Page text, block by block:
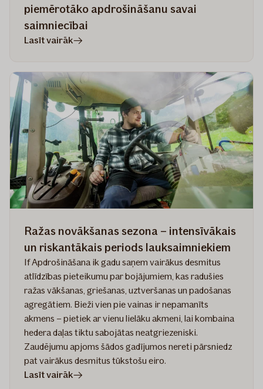
piemērotāko apdrošināšanu savai
saimniecībai
Lasīt vairākrakstā
uzmanību,
izvēloties
piemērotāko
apdrošināšanu
savai
saimniecībai
Ražas novākšanas sezona – intensīvākais
un riskantākais periods lauksaimniekiem
If Apdrošināšana ik gadu saņem vairākus desmitus
atlīdzības pieteikumu par bojājumiem, kas radušies
ražas vākšanas, griešanas, uztveršanas un padošanas
agregātiem. Bieži vien pie vainas ir nepamanīts
akmens – pietiek ar vienu lielāku akmeni, lai kombaina
hedera daļas tiktu sabojātas neatgriezeniski.
Zaudējumu apjoms šādos gadījumos nereti pārsniedz
pat vairākus desmitus tūkstošu eiro.
Lasīt vairākrakstā